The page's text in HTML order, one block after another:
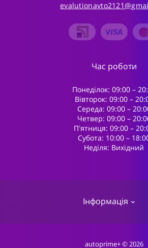
Інформація
Про магазин
Час роботи
Понеділок: 09:00 –
Вівторок: 09:00 –
Середа: 09:00 –
Четвер: 09:00 –
Пʼятниця: 09:00 –
Субота: 10:00 –
Неділя: Вихідний
autoprime+ © 2026